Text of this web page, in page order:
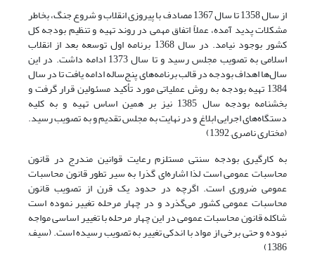
از سال 1358 تا سال 1367 مصادف با پیروزی انقلاب و شروع جنگ، بخاطر
مشکلات پدید آمده، عملاً اتفاق مهمی در روند تهیه و تنظیم بودجه کل
کشور بوجود نیامد. در سال 1368 برنامه اول توسعه بعد از انقلاب
اسلامی به تصویب مجلس رسید و تا سال 1373 ادامه داشت. در این
سال‌ها اهداف بودجه در قالب برنامه‌های پنج‌ساله ادامه یافت تا در سال
1384 تهیه بودجه به روش عملیاتی مورد تأکید مسئولین قرار گرفت و
بخشنامه بودجه سال 1385 نیز بر همین اساس تهیه و به کلیه
دستگاه‌های اجرایی ابلاغ و در نهایت به مجلس تقدیم و به تصویب رسید.
(مختاری ناصری, 1392)
به کارگیری بودجه سنتی مستلزم رعایت قوانین مندرج در قانون
محاسبات عمومی است لذا اشاره‌ای گذرا به سیر تطور قانون محاسبات
عمومی ضروری است. اگرچه در حدود یک قرن از تصویب قانون
محاسبات عمومی کشور می‌گذرد و در چهار مرحله تغییر نموده است
شاکله قانون محاسبات عمومی در این چهار مرحله با تغییر اساسی مواجه
نبوده و حتی برخی از مواد با اندکی تغییر به تصویب رسیده است. (سیف,
1386)